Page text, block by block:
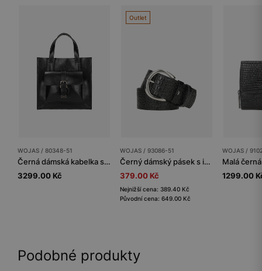
WOJAS / 80348-51
Černá dámská kabelka s vnější kapsou
3299.00 Kč
Outlet
WOJAS / 93086-51
Černý dámský pásek s imitací krokodýlí kůže
379.00 Kč
Nejnižší cena: 389.40 Kč
Původní cena: 649.00 Kč
WOJAS /
1299.00
Podobné produkty